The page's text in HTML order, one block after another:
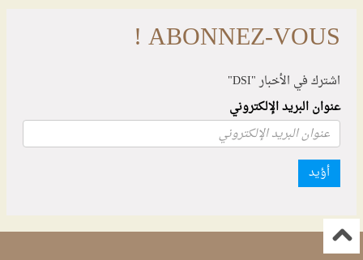
ABONNEZ-VOUS !
اشترك في الأخبار "DSI"
عنوان البريد الإلكتروني
أؤيد